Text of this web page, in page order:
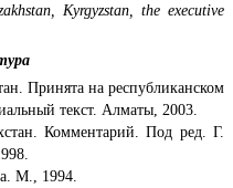
Kyrgyzstan, the executive
Принята на республиканском
текст. Алматы, 2003.
Комментарий. Под ред. Г.
М., 1994.